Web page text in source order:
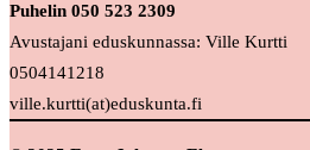
Puhelin 050 523 2309
Avustajani eduskunnassa: Ville Kurtti
0504141218
ville.kurtti(at)eduskunta.fi